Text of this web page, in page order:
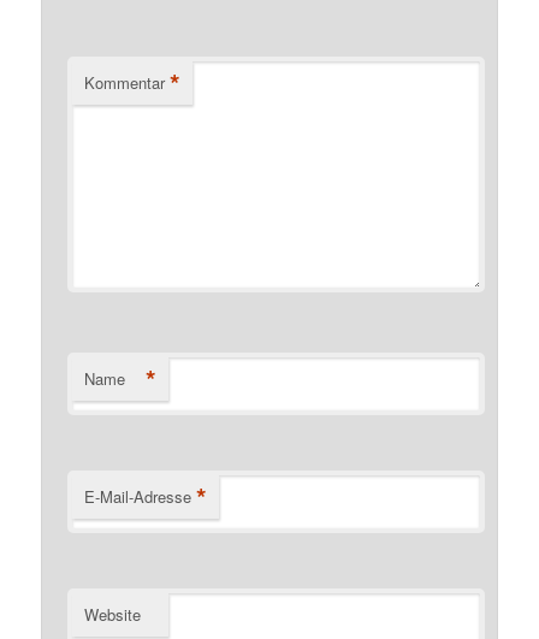
Kommentar *
Name *
E-Mail-Adresse *
Website